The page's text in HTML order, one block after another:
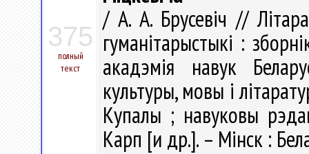
375
полный
текст
/ А. А. Брусевіч //
гуманітарыстыкі :
акадэмія навук
культуры, мовы і
Купалы ; навуковы
Карп [и др.]. – Мінск :